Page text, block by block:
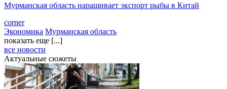
Мурманская область наращивает экспорт рыбы в Китай
corner
Экономика Мурманская область
показать еще [...]
все новости
Актуальные сюжеты